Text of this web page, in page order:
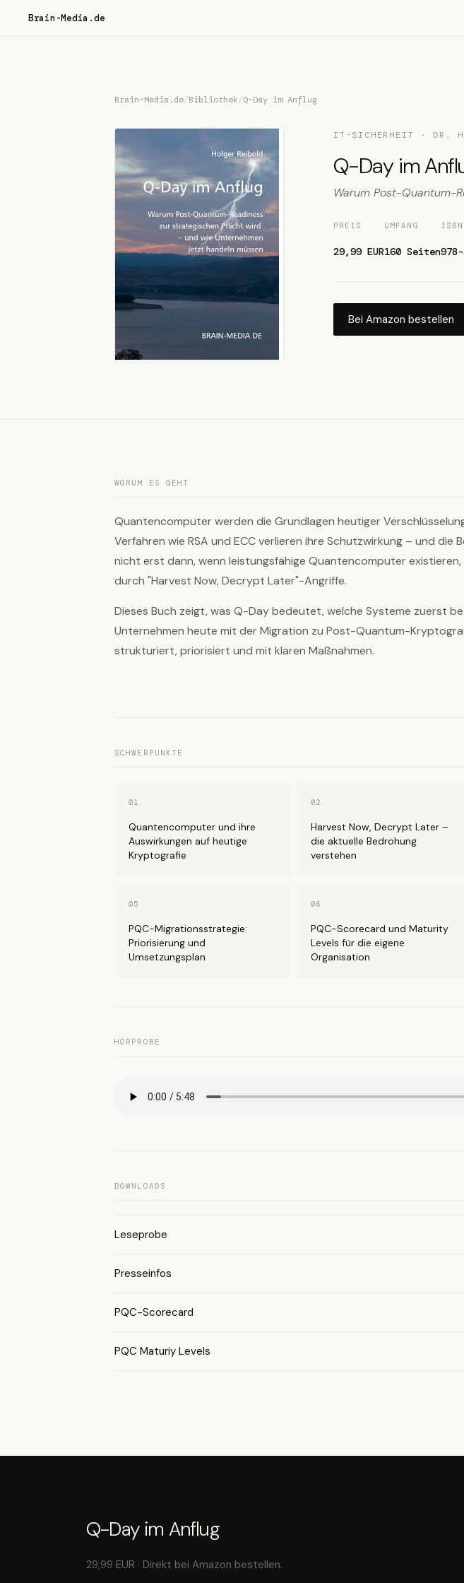
Brain-Media.de
Brain-Media.de/Bibliothek/Q-Day im Anflug
IT-SICHERHEIT · DR.
Q-Day im
Warum Post-Quantum-
PREIS
29,99 EUR
UMFANG
160 Seiten
ISBN
Bei Amazon bestellen
WORUM ES GEHT
Quantencomputer werden die Grundlagen heutiger
Verfahren wie RSA und ECC verlieren ihre Schutzwirkung – und die
nicht erst dann, wenn leistungsfähige Quantencomputer
durch "Harvest Now, Decrypt Later"-Angriffe.
Dieses Buch zeigt, was Q-Day bedeutet, welche Systeme zuerst
Unternehmen heute mit der Migration zu Post-Quantum-
strukturiert, priorisiert und mit klaren Maßnahmen.
SCHWERPUNKTE
01
Quantencomputer und ihre
Auswirkungen auf heutige
Kryptografie
02
Harvest Now, Decrypt Later –
die aktuelle Bedrohung
verstehen
05
PQC-Migrationsstrategie:
Priorisierung und
Umsetzungsplan
06
PQC-Scorecard und Maturity
Levels für die eigene
Organisation
HÖRPROBE
DOWNLOADS
Leseprobe
Presseinfos
PQC-Scorecard
PQC Maturiy Levels
Q-Day im Anflug
29,99 EUR · Direkt bei Amazon bestellen.